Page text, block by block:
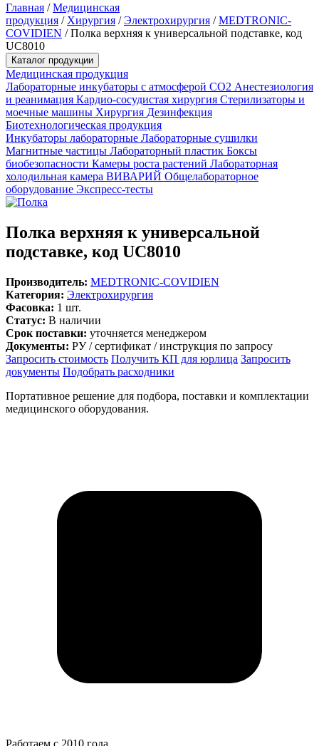
Главная /Медицинская
продукция / Хирургия /Электрохирургия /MEDTRONIC-
COVIDIEN /Полка верхняя к универсальной подставке, код
UC8010
Каталог продукции
Медицинская продукция
Лабораторные инкубаторы с атмосферой CO2 Анестезиология
и реанимация Кардио-сосудистая хирургия Стерилизаторы и
моечные машины Хирургия Дезинфекция
Биотехнологическая продукция
Инкубаторы лабораторные Лабораторные сушилки
Магнитные частицы Лабораторный пластик Боксы
биобезопасности Камеры роста растений Лабораторная
холодильная камера ВИВАРИЙ Общелабораторное
оборудование Экспресс-тесты
Полка верхняя к универсальной
подставке, код UC8010
Производитель: MEDTRONIC-COVIDIEN
Категория: Электрохирургия
Фасовка: 1 шт.
Статус: В наличии
Срок поставки: уточняется менеджером
Документы: РУ / сертификат / инструкция по запросу
Запросить стоимость Получить КП для юрлица Запросить
документы Подобрать расходники
Портативное решение для подбора, поставки и комплектации
медицинского оборудования.
Работаем с 2010 года